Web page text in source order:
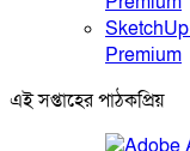
Premium
এই সপ্তাহের পাঠকপ্রিয়